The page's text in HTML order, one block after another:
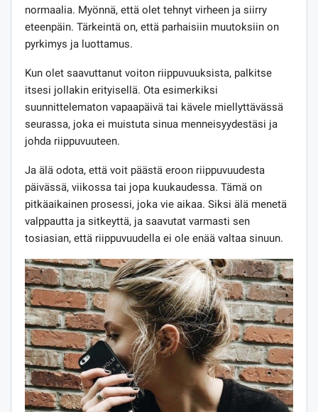
normaalia. Myönnä, että olet tehnyt virheen ja siirry
eteenpäin. Tärkeintä on, että parhaisiin muutoksiin on
pyrkimys ja luottamus.
Kun olet saavuttanut voiton riippuvuuksista, palkitse
itsesi jollakin erityisellä. Ota esimerkiksi
suunnittelematon vapaapäivä tai kävele miellyttävässä
seurassa, joka ei muistuta sinua menneisyydestäsi ja
johda riippuvuuteen.
Ja älä odota, että voit päästä eroon riippuvuudesta
päivässä, viikossa tai jopa kuukaudessa. Tämä on
pitkäaikainen prosessi, joka vie aikaa. Siksi älä menetä
valppautta ja sitkeyttä, ja saavutat varmasti sen
tosiasian, että riippuvuudella ei ole enää valtaa sinuun.